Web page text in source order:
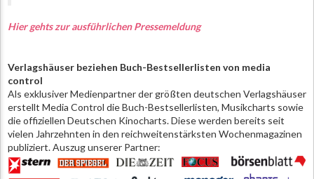
Hier gehts zur ausführlichen Pressemeldung
Verlagshäuser beziehen Buch-Bestsellerlisten von media
control
Als exklusiver Medienpartner der größten deutschen Verlagshäuser
erstellt Media Control die Buch-Bestsellerlisten, Musikcharts sowie
die offiziellen Deutschen Kinocharts. Diese werden bereits seit
vielen Jahrzehnten in den reichweitenstärksten Wochenmagazinen
publiziert. Auszug unserer Partner: